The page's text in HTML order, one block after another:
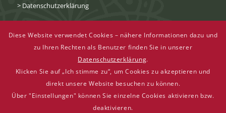
> Datenschutzerklärung
Diese Website verwendet Cookies – nähere Informationen dazu und
zu Ihren Rechten als Benutzer finden Sie in unserer
Datenschutzerklärung.
Klicken Sie auf „Ich stimme zu“, um Cookies zu akzeptieren und
direkt unsere Website besuchen zu können.
Über "Einstellungen" können Sie einzelne Cookies aktivieren bzw.
deaktivieren.